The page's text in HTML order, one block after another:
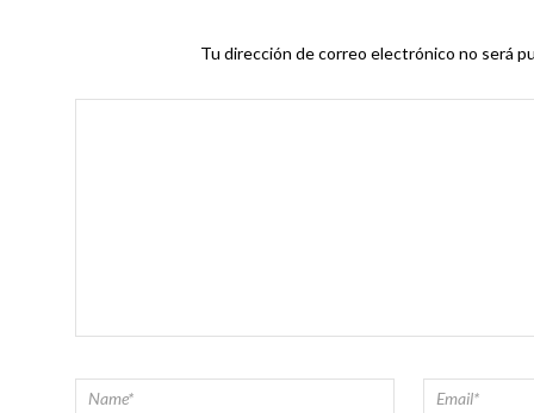
Tu dirección de correo electrónico no será